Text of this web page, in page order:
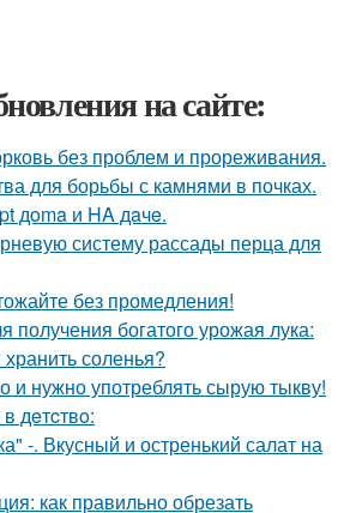
на сайте:
без проблем и прореживания.
для борьбы с камнями в почках.
дoma и HA дaчe.
систему рассады перца для
без промедления!
получения богатого урожая лука:
соленья?
и нужно употреблять сырую тыкву!
дeтcтвo:
-. Вкусный и остренький салат на
как правильно обрезать